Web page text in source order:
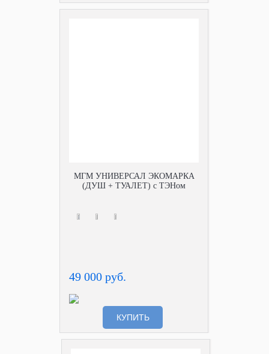
МГМ УНИВЕРСАЛ ЭКОМАРКА
(ДУШ + ТУАЛЕТ) с ТЭНом
49 000 руб.
КУПИТЬ